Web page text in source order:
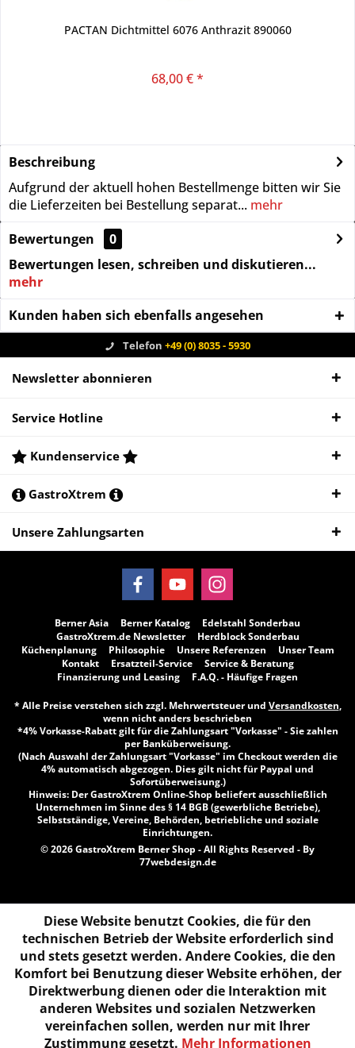
PACTAN Dichtmittel 6076 Anthrazit 890060
68,00 € *
Beschreibung
Aufgrund der aktuell hohen Bestellmenge bitten wir Sie
die Lieferzeiten bei Bestellung separat... mehr
Bewertungen
0
Bewertungen lesen, schreiben und diskutieren...
mehr
Kunden haben sich ebenfalls angesehen
Telefon +49 (0) 8035 - 5930
Newsletter abonnieren
Service Hotline
Kundenservice
GastroXtrem
Unsere Zahlungsarten
Berner Asia Berner Katalog
Edelstahl Sonderbau
GastroXtrem.de Newsletter
Herdblock Sonderbau
Küchenplanung
Philosophie Unsere Referenzen
Unser Team
Kontakt
Ersatzteil-Service
Service & Beratung
Finanzierung und Leasing
F.A.Q. - Häufige Fragen
* Alle Preise verstehen sich zzgl. Mehrwertsteuer und Versandkosten,
wenn nicht anders beschrieben
*4% Vorkasse-Rabatt gilt für die Zahlungsart "Vorkasse" - Sie zahlen
per Banküberweisung.
(Nach Auswahl der Zahlungsart "Vorkasse" im Checkout werden die
4% automatisch abgezogen. Dies gilt nicht für Paypal und
Sofortüberweisung.)
Hinweis: Der GastroXtrem Online-Shop beliefert ausschließlich
Unternehmen im Sinne des § 14 BGB (gewerbliche Betriebe),
Selbstständige, Vereine, Behörden, betriebliche und soziale
Einrichtungen.
© 2026 GastroXtrem Berner Shop - All Rights Reserved - By
77webdesign.de
Diese Website benutzt Cookies, die für den
technischen Betrieb der Website erforderlich sind
und stets gesetzt werden. Andere Cookies, die den
Komfort bei Benutzung dieser Website erhöhen, der
Direktwerbung dienen oder die Interaktion mit
anderen Websites und sozialen Netzwerken
vereinfachen sollen, werden nur mit Ihrer
Zustimmung gesetzt. Mehr Informationen